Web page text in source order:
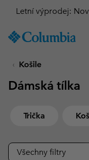
TO
SKIP
MAIN
SKIP
Košile
Dámská tílka
Trička
Všechny filtry